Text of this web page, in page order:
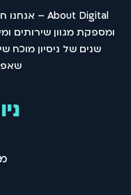
שנים של ניסיון